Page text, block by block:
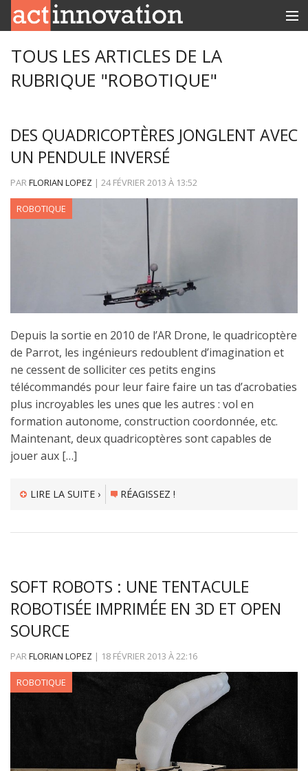
INNOBOX
TOUS LES ARTICLES DE LA
RUBRIQUE "ROBOTIQUE"
DES QUADRICOPTÈRES JONGLENT AVEC
UN PENDULE INVERSÉ
PARFLORIAN LOPEZ | 24 FÉVRIER 2013 À 13:52
ROBOTIQUE
Depuis la sortie en 2010 de l’AR Drone, le quadricoptère
de Parrot, les ingénieurs redoublent d’imagination et
ne cessent de solliciter ces petits engins
télécommandés pour leur faire faire un tas d’acrobaties
plus incroyables les unes que les autres : vol en
formation autonome, construction coordonnée, etc.
Maintenant, deux quadricoptères sont capables de
jouer aux […]
LIRE LA SUITE › RÉAGISSEZ !
SOFT ROBOTS : UNE TENTACULE
ROBOTISÉE IMPRIMÉE EN 3D ET OPEN
SOURCE
PARFLORIAN LOPEZ | 18 FÉVRIER 2013 À22:16
ROBOTIQUE